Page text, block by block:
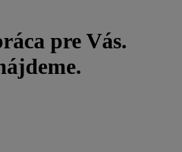
pre Vás.